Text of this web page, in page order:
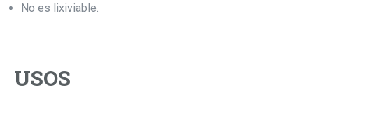
No es lixiviable.
USOS